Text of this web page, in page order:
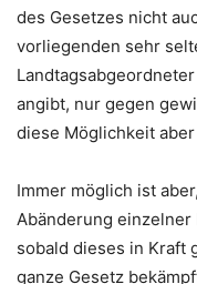
des Gesetzes nicht
vorliegenden sehr
angibt, nur gegen
diese Möglichkeit
Immer möglich ist
Abänderung
sobald dieses in Kraft
ganze Gesetz